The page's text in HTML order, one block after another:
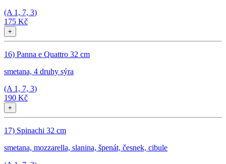
(A 1, 7, 3)
175 Kč
+
16) Panna e Quattro 32 cm
smetana, 4 druhy sýra
(A 1, 7, 3)
190 Kč
+
17) Spinachi 32 cm
smetana, mozzarella, slanina, špenát, česnek, cibule